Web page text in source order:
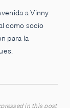
a Vinny
como socio
para la
in this post